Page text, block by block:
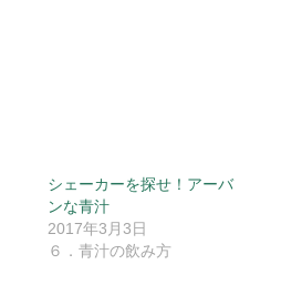
シェーカーを探せ！アーバ
ンな青汁
2017年3月3日
６．青汁の飲み方